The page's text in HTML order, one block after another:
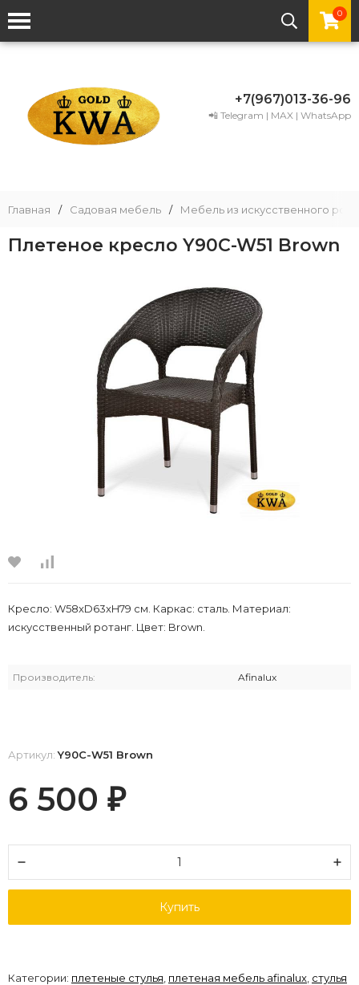
0
+7(967)013-36-96
📲 Telegram | MAX | WhatsApp
Главная / Садовая мебель / Мебель из искусственного
Плетеное кресло Y90C-W51 Brown
Кресло: W58xD63xH79 см. Каркас: сталь. Материал:
искусственный ротанг. Цвет: Brown.
Производитель: Afinalux
Артикул:Y90C-W51 Brown
6 500 ₽
Купить
Категории: плетеные стулья плетеная мебель afinalux стулья